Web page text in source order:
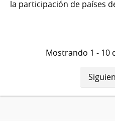
la participación de países
Mostrando 1 - 10
página